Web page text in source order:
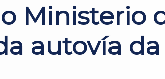
Ministerio
autovía